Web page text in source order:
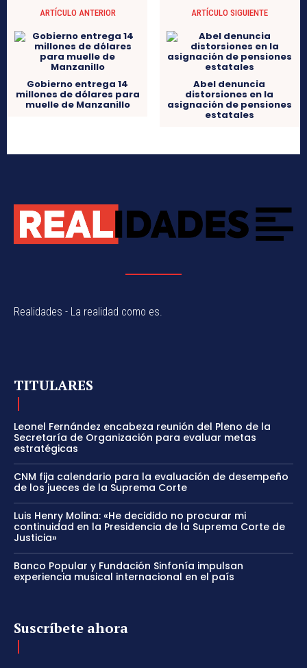
ARTÍCULO ANTERIOR
Gobierno entrega 14
millones de dólares para
muelle de Manzanillo
ARTÍCULO SIGUIENTE
Abel denuncia
distorsiones en la
asignación de pensiones
estatales
Realidades - La realidad como es.
TITULARES
Leonel Fernández encabeza reunión del Pleno de la
Secretaría de Organización para evaluar metas
estratégicas
CNM fija calendario para la evaluación de desempeño
de los jueces de la Suprema Corte
Luis Henry Molina: «He decidido no procurar mi
continuidad en la Presidencia de la Suprema Corte de
Justicia»
Banco Popular y Fundación Sinfonía impulsan
experiencia musical internacional en el país
Suscríbete ahora